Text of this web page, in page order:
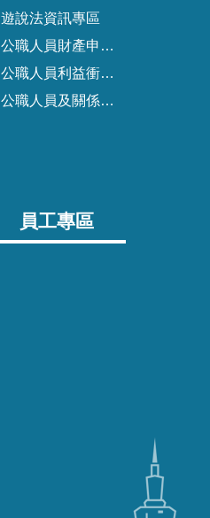
遊說法資訊專區
公職人員財產申報法資訊專區
公職人員利益衝突迴避法資訊專區
公職人員及關係人身分關係公開專區
員工專區